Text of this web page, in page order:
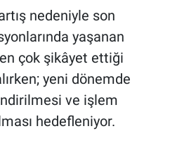
nedeniyle son
yaşanan
çok şikâyet ettiği
yeni dönemde
ve işlem
hedefleniyor.